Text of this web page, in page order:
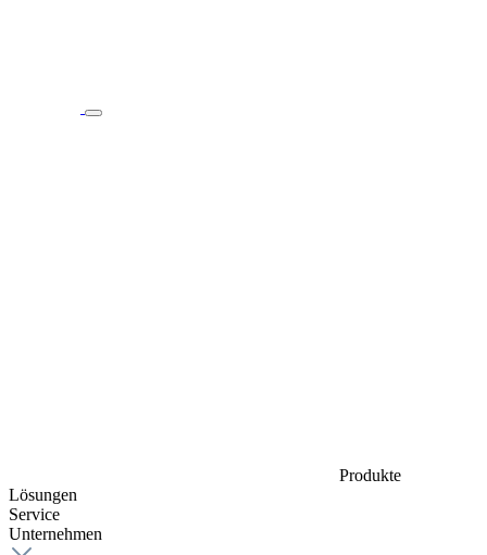
Produkte
Lösungen
Service
Unternehmen